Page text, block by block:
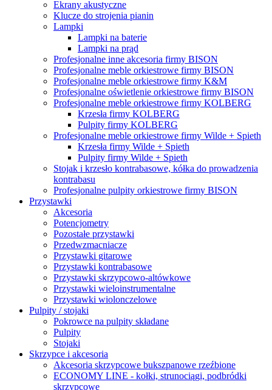
Ekrany akustyczne
Klucze do strojenia pianin
Lampki
Lampki na baterie
Lampki na prąd
Profesjonalne inne akcesoria firmy BISON
Profesjonalne meble orkiestrowe firmy BISON
Profesjonalne meble orkiestrowe firmy K&M
Profesjonalne oświetlenie orkiestrowe firmy BISON
Profesjonalne meble orkiestrowe firmy KOLBERG
Krzesła firmy KOLBERG
Pulpity firmy KOLBERG
Profesjonalne meble orkiestrowe firmy Wilde + Spieth
Krzesła firmy Wilde + Spieth
Pulpity firmy Wilde + Spieth
Stojak i krzesło kontrabasowe, kółka do prowadzenia
kontrabasu
Profesjonalne pulpity orkiestrowe firmy BISON
Przystawki
Akcesoria
Potencjometry
Pozostałe przystawki
Przedwzmacniacze
Przystawki gitarowe
Przystawki kontrabasowe
Przystawki skrzypcowo-altówkowe
Przystawki wieloinstrumentalne
Przystawki wiolonczelowe
Pulpity / stojaki
Pokrowce na pulpity składane
Pulpity
Stojaki
Skrzypce i akcesoria
Akcesoria skrzypcowe bukszpanowe rzeźbione
ECONOMY LINE - kołki, strunociągi, podbródki
skrzypcowe